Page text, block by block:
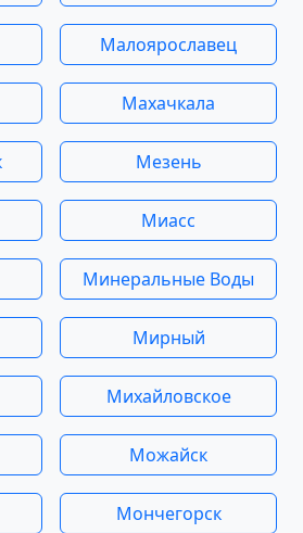
Малоярославец
Махачкала
Мезень
Миасс
Минеральные Воды
Мирный
Михайловское
Можайск
Мончегорск